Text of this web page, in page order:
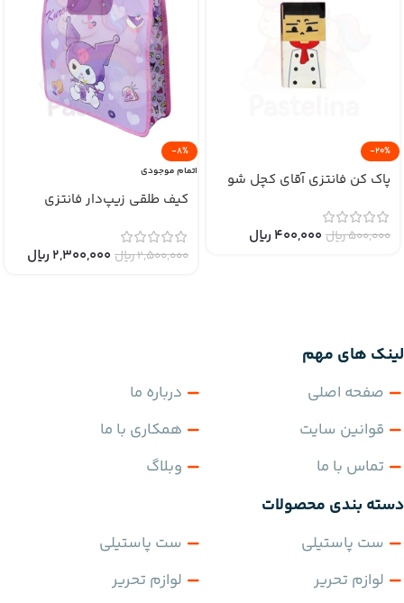
-20%
پاک کن فانتزی آقای کچل شو
500,000﷼ 400,000 ﷼
-8%
اتمام موجودی
کیف طلقی زیپ‌دار فانتزی
2,500,000﷼ 2,300,000 ﷼
لینک های مهم
صفحه اصلی
قوانین سایت
تماس با ما
درباره ما
همکاری با ما
وبلاگ
دسته بندی محصولات
ست پاستیلی
لوازم تحریر
ست پاستیلی
لوازم تحریر